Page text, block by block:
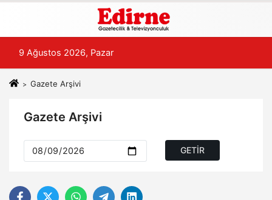
9 Ağustos 2026, Pazar
Gazete Arşivi
Gazete Arşivi